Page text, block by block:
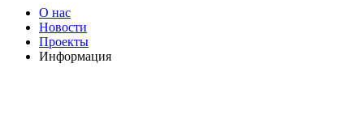
О нас
Новости
Проекты
Информация